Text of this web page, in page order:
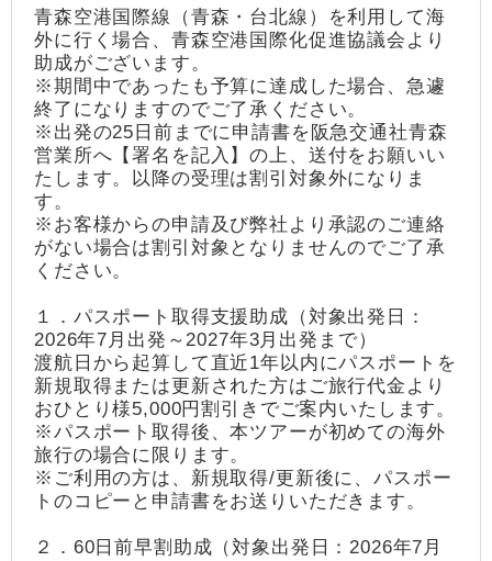
青森空港国際線（青森・台北線）を利用して海
外に行く場合、青森空港国際化促進協議会より
助成がございます。
※期間中であったも予算に達成した場合、急遽
終了になりますのでご了承ください。
※出発の25日前までに申請書を阪急交通社青森
営業所へ【署名を記入】の上、送付をお願いい
たします。以降の受理は割引対象外になりま
す。
※お客様からの申請及び弊社より承認のご連絡
がない場合は割引対象となりませんのでご了承
ください。
１．パスポート取得支援助成（対象出発日：
2026年7月出発～2027年3月出発まで）
渡航日から起算して直近1年以内にパスポートを
新規取得または更新された方はご旅行代金より
おひとり様5,000円割引きでご案内いたします。
※パスポート取得後、本ツアーが初めての海外
旅行の場合に限ります。
※ご利用の方は、新規取得/更新後に、パスポー
トのコピーと申請書をお送りいただきます。
２．60日前早割助成（対象出発日：2026年7月